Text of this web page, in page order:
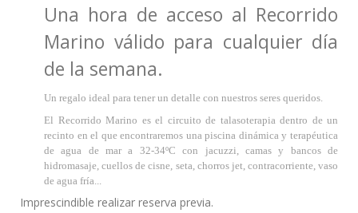
Una hora de acceso al Recorrido
Marino válido para cualquier día
de la semana.
Un regalo ideal para tener un detalle con nuestros seres queridos.
El Recorrido Marino es el circuito de talasoterapia dentro de un
recinto en el que encontraremos una piscina dinámica y terapéutica
de agua de mar a 32-34ºC con jacuzzi, camas y bancos de
hidromasaje, cuellos de cisne, seta, chorros jet, contracorriente, vaso
de agua fría...
Imprescindible realizar reserva previa.